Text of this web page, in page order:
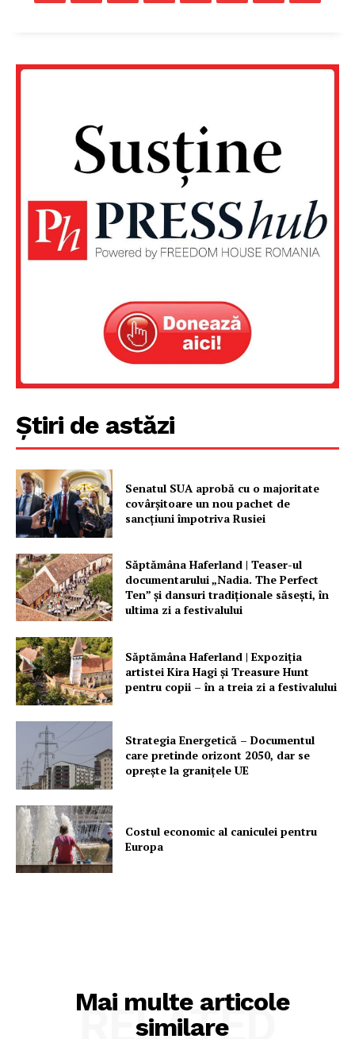
PRESShub
Proiecte editoriale
Știri de astăzi
Senatul SUA aprobă cu o majoritate
covârșitoare un nou pachet de
sancțiuni împotriva Rusiei
Săptămâna Haferland | Teaser-ul
documentarului „Nadia. The Perfect
Ten” şi dansuri tradiţionale săseşti, în
ultima zi a festivalului
Săptămâna Haferland | Expoziţia
artistei Kira Hagi şi Treasure Hunt
pentru copii – în a treia zi a festivalului
Strategia Energetică – Documentul
care pretinde orizont 2050, dar se
oprește la granițele UE
Costul economic al caniculei pentru
Europa
Mai multe articole
similare
RELATED